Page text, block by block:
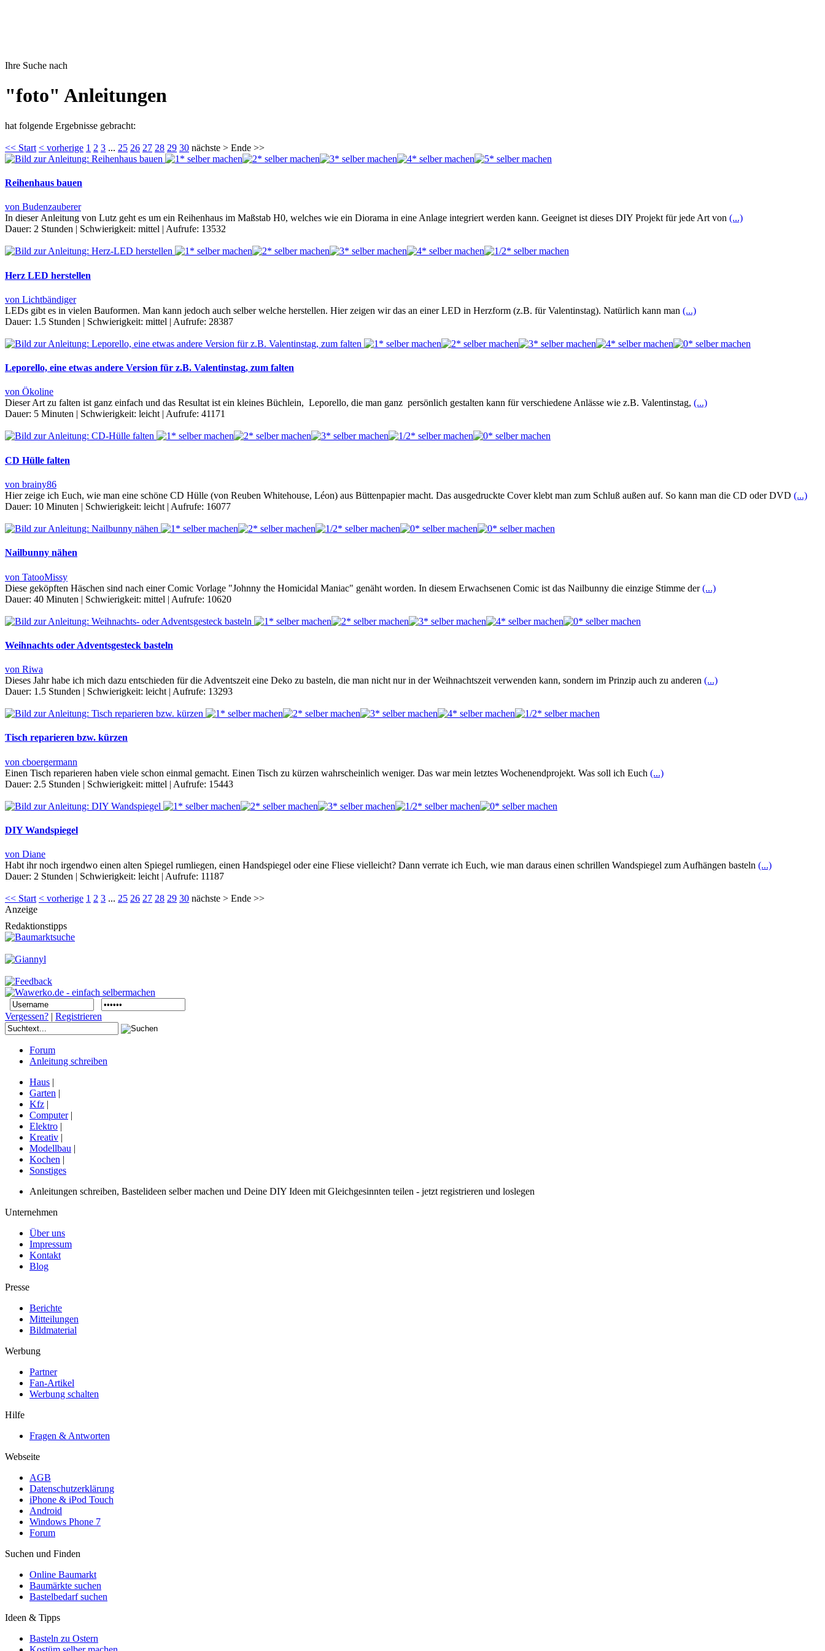
Ihre Suche nach
"foto" Anleitungen
hat folgende Ergebnisse gebracht:
<< Start < vorherige 1 2 3 ... 25 26 27 28 29 30 nächste > Ende >>
Reihenhaus bauen
von Budenzauberer
In dieser Anleitung von Lutz geht es um ein Reihenhaus im Maßstab H0, welches wie ein Diorama in eine Anlage integriert werden kann. Geeignet ist dieses DIY Projekt für jede Art von (...)
Dauer: 2 Stunden | Schwierigkeit: mittel | Aufrufe: 13532
Herz LED herstellen
von Lichtbändiger
LEDs gibt es in vielen Bauformen. Man kann jedoch auch selber welche herstellen. Hier zeigen wir das an einer LED in Herzform (z.B. für Valentinstag). Natürlich kann man (...)
Dauer: 1.5 Stunden | Schwierigkeit: mittel | Aufrufe: 28387
Leporello, eine etwas andere Version für z.B. Valentinstag, zum falten
von Ökoline
Dieser Art zu falten ist ganz einfach und das Resultat ist ein kleines Büchlein, Leporello, die man ganz persönlich gestalten kann für verschiedene Anlässe wie z.B. Valentinstag, (...)
Dauer: 5 Minuten Schwierigkeit: leicht Aufrufe: 41171
CD Hülle falten
von brainy86
Hier zeige ich Euch, wie man eine schöne CD Hülle (von Reuben Whitehouse, Léon) aus Büttenpapier macht. Das ausgedruckte Cover klebt man zum Schluß außen auf. So kann man die CD oder DVD (...)
Dauer: 10 Minuten | Schwierigkeit: leicht | Aufrufe: 16077
Nailbunny nähen
von TatooMissy
Diese geköpften Häschen sind nach einer Comic Vorlage "Johnny the Homicidal Maniac" genäht worden. In diesem Erwachsenen Comic ist das Nailbunny die einzige Stimme der(...)
Dauer: 40 Minuten | Schwierigkeit: mittel | Aufrufe: 10620
Weihnachts oder Adventsgesteck basteln
von Riwa
Dieses Jahr habe ich mich dazu entschieden für die Adventszeit eine Deko zu basteln, die man nicht nur in der Weihnachtszeit verwenden kann, sondern im Prinzip auch zu anderen (...)
Dauer: 1.5 Stunden | Schwierigkeit: leicht | Aufrufe: 13293
Tisch reparieren bzw. kürzen
von cboergermann
Einen Tisch reparieren haben viele schon einmal gemacht. Einen Tisch zu kürzen wahrscheinlich weniger. Das war mein letztes Wochenendprojekt. Was soll ich Euch (...)
Dauer: 2.5 Stunden | Schwierigkeit: mittel | Aufrufe: 15443
DIY Wandspiegel
von Diane
Habt ihr noch irgendwo einen alten Spiegel rumliegen, einen Handspiegel oder eine Fliese vielleicht? Dann verrate ich Euch, wie man daraus einen schrillen Wandspiegel zum Aufhängen basteln (...)
Dauer: 2 Stunden | Schwierigkeit: leicht | Aufrufe: 11187
<< Start < vorherige 1 2 3 ... 25 26 27 28 29 30 nächste > Ende >>
Anzeige
Redaktionstipps
Vergessen? | Registrieren
Forum
Anleitung schreiben
Haus |
Garten |
Kfz |
Computer|
Elektro |
Kreativ |
Modellbau |
Kochen |
Sonstiges
Anleitungen schreiben, Bastelideen selber machen und Deine DIY Ideen mit Gleichgesinnten teilen - jetzt registrieren und loslegen
Unternehmen
Über uns
Impressum
Kontakt
Blog
Presse
Berichte
Mitteilungen
Bildmaterial
Werbung
Partner
Fan-Artikel
Werbung schalten
Hilfe
Fragen & Antworten
Webseite
AGB
Datenschutzerklärung
iPhone & iPod Touch
Android
Windows Phone 7
Forum
Suchen und Finden
Online Baumarkt
Baumärkte suchen
Bastelbedarf suchen
Ideen & Tipps
Basteln zu Ostern